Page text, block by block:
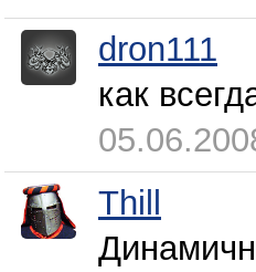
dron111
как
Thill